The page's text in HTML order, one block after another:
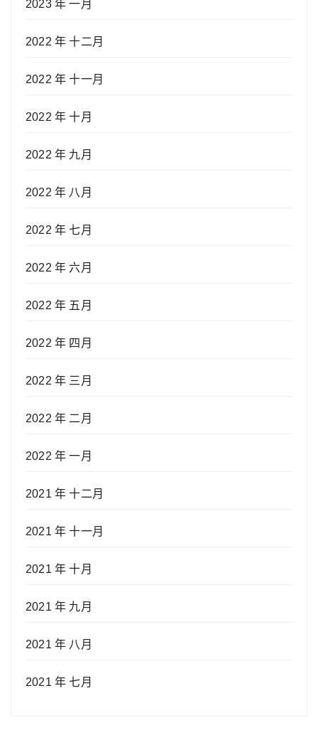
2023 年 一月
2022 年 十二月
2022 年 十一月
2022 年 十月
2022 年 九月
2022 年 八月
2022 年 七月
2022 年 六月
2022 年 五月
2022 年 四月
2022 年 三月
2022 年 二月
2022 年 一月
2021 年 十二月
2021 年 十一月
2021 年 十月
2021 年 九月
2021 年 八月
2021 年 七月